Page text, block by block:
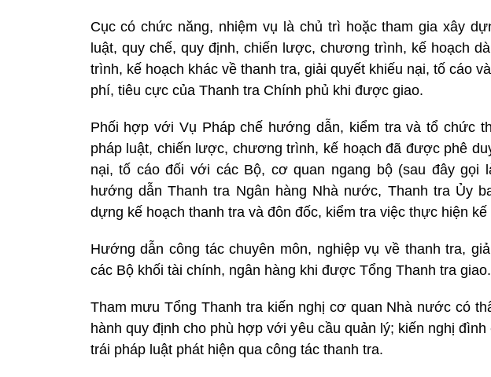
Cục có chức năng, nhiệm vụ là chủ trì hoặc tham gia xây
luật, quy chế, quy định, chiến lược, chương trình, kế hoạch
trình, kế hoạch khác về thanh tra, giải quyết khiếu nại, tố cáo
phí, tiêu cực của Thanh tra Chính phủ khi được giao.
Phối hợp với Vụ Pháp chế hướng dẫn, kiểm tra và tổ chức
pháp luật, chiến lược, chương trình, kế hoạch đã được phê
nại, tố cáo đối với các Bộ, cơ quan ngang bộ (sau đây gọi
hướng dẫn Thanh tra Ngân hàng Nhà nước, Thanh tra Ủy
dựng kế hoạch thanh tra và đôn đốc, kiểm tra việc thực hiện kế
Hướng dẫn công tác chuyên môn, nghiệp vụ về thanh tra,
các Bộ khối tài chính, ngân hàng khi được Tổng Thanh tra giao.
Tham mưu Tổng Thanh tra kiến nghị cơ quan Nhà nước có
hành quy định cho phù hợp với yêu cầu quản lý; kiến nghị
trái pháp luật phát hiện qua công tác thanh tra.